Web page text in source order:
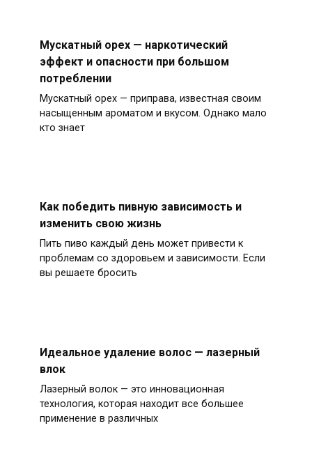
Мускатный орех — наркотический
эффект и опасности при большом
потреблении
Мускатный орех — приправа, известная своим
насыщенным ароматом и вкусом. Однако мало
кто знает
Как победить пивную зависимость и
изменить свою жизнь
Пить пиво каждый день может привести к
проблемам со здоровьем и зависимости. Если
вы решаете бросить
Идеальное удаление волос — лазерный
влок
Лазерный волок — это инновационная
технология, которая находит все большее
применение в различных